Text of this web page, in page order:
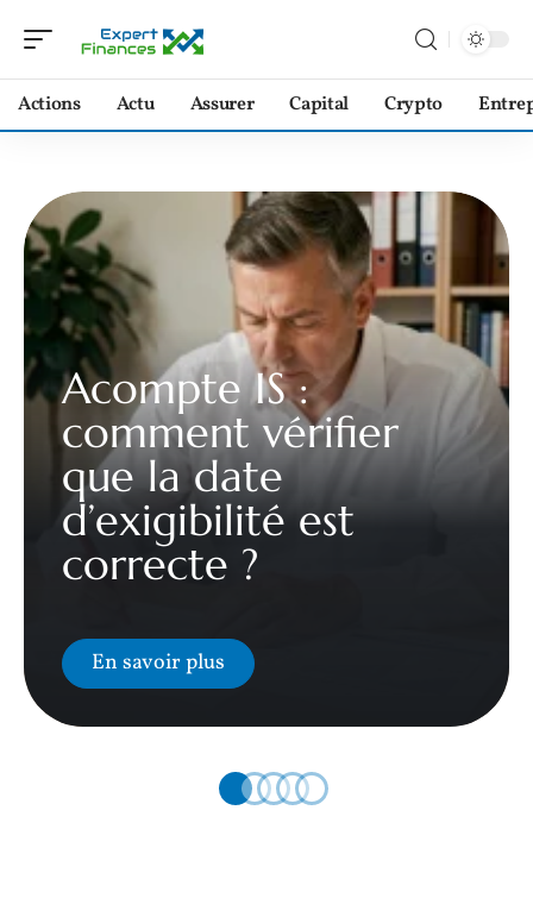
Actions Actu Assurer Capital Crypto
Acompte IS :
comment vérifier
que la date
d’exigibilité est
correcte ?
En savoir plus